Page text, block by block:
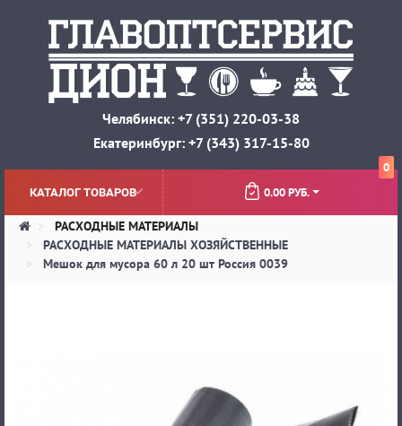
Челябинск: +7 (351) 220-03-38
Екатеринбург: +7 (343) 317-15-80
КАТАЛОГ ТОВАРОВ
0
0.00 РУБ.
РАСХОДНЫЕ МАТЕРИАЛЫ
РАСХОДНЫЕ МАТЕРИАЛЫ ХОЗЯЙСТВЕННЫЕ
Мешок для мусора 60 л 20 шт Россия 0039